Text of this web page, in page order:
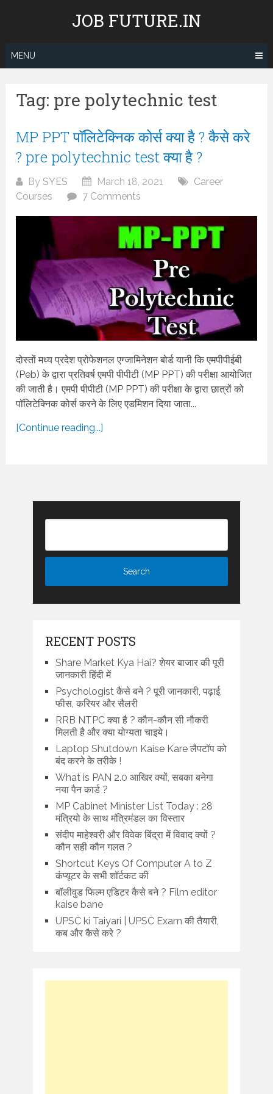
JOB FUTURE.IN
MENU
Tag: pre polytechnic test
MP PPT पॉलिटेक्निक कोर्स क्या है ? कैसे करे
? pre polytechnic test क्या है ?
BySYES March 18, 2021
Career
Courses
7 Comments
दोस्तों मध्य प्रदेश प्रोफेशनल एग्जामिनेशन बोर्ड यानी कि एमपीपीईबी
(Peb) के द्वारा प्रतिवर्ष एमपी पीपीटी (MP PPT) की परीक्षा आयोजित
की जाती है। एमपी पीपीटी (MP PPT) की परीक्षा के द्वारा छात्रों को
पॉलिटेक्निक कोर्स करने के लिए एडमिशन दिया जाता...
[Continue reading...]
RECENT POSTS
Share Market Kya Hai? शेयर बाजार की पूरी
जानकारी हिंदी में
Psychologist कैसे बने ? पूरी जानकारी, पढ़ाई,
फीस, करियर और सैलरी
RRB NTPC क्या है ? कौन-कौन सी नौकरी
मिलती है और क्या योग्यता चाइये।
Laptop Shutdown Kaise Kare लैपटॉप को
बंद करने के तरीके !
What is PAN 2.0 आखिर क्यों, सबका बनेगा
नया पैन कार्ड ?
MP Cabinet Minister List Today : 28
मंत्रियो के साथ मंत्रिमंडल का विस्तार
संदीप माहेश्वरी और विवेक बिंद्रा में विवाद क्यों ?
कौन सही कौन गलत ?
Shortcut Keys Of Computer A to Z
कंप्यूटर के सभी शॉर्टकट की
बॉलीवुड फिल्म एडिटर कैसे बने ? Film editor
kaise bane
UPSC ki Taiyari | UPSC Exam की तैयारी,
कब और कैसे करे ?